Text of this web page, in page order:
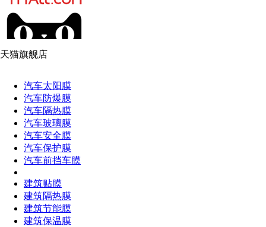
天猫旗舰店
Solargard
Footer
汽车太阳膜
汽车防爆膜
汽车隔热膜
汽车玻璃膜
汽车安全膜
汽车保护膜
汽车前挡车膜
建筑贴膜
建筑隔热膜
建筑节能膜
建筑保温膜